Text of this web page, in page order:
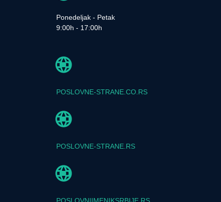
Ponedeljak - Petak
9:00h - 17:00h
POSLOVNE-STRANE.CO.RS
POSLOVNE-STRANE.RS
POSLOVNIIMENIKSRBIJE.RS